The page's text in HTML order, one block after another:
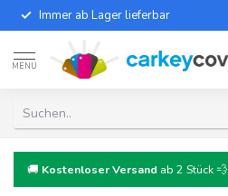
Immer ab Lager lieferbar
MENU
🚚 Kostenloser Versand ab 2 Stück 💨